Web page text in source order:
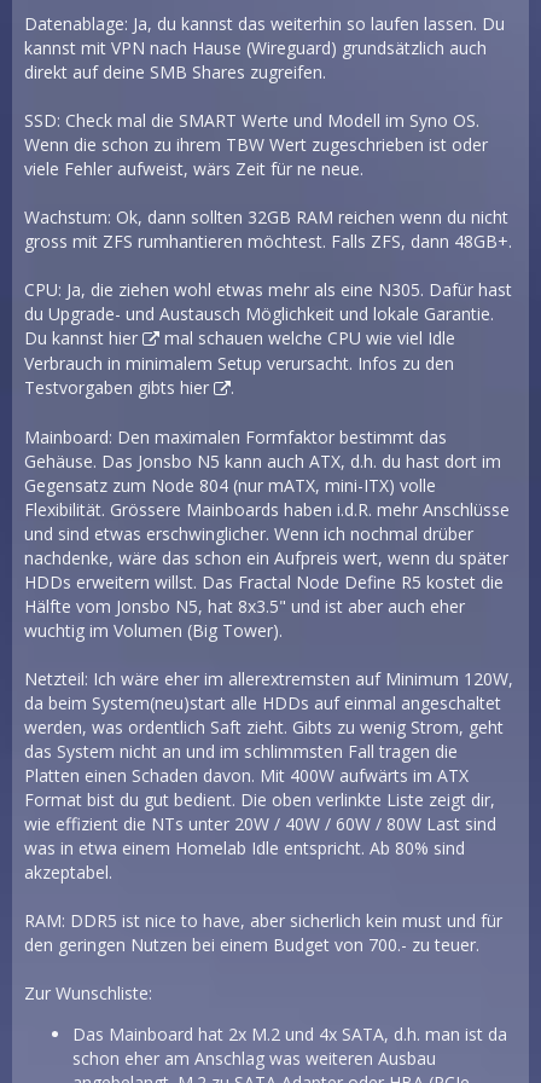
Datenablage: Ja, du kannst das weiterhin so laufen lassen. Du
kannst mit VPN nach Hause (Wireguard) grundsätzlich auch
direkt auf deine SMB Shares zugreifen.
SSD: Check mal die SMART Werte und Modell im Syno OS.
Wenn die schon zu ihrem TBW Wert zugeschrieben ist oder
viele Fehler aufweist, wärs Zeit für ne neue.
Wachstum: Ok, dann sollten 32GB RAM reichen wenn du nicht
gross mit ZFS rumhantieren möchtest. Falls ZFS, dann 48GB+.
CPU: Ja, die ziehen wohl etwas mehr als eine N305. Dafür hast
du Upgrade- und Austausch Möglichkeit und lokale Garantie.
Du kannst hier
mal schauen welche CPU wie viel Idle
Verbrauch in minimalem Setup verursacht. Infos zu den
Testvorgaben gibts hier .
Mainboard: Den maximalen Formfaktor bestimmt das
Gehäuse. Das Jonsbo N5 kann auch ATX, d.h. du hast dort im
Gegensatz zum Node 804 (nur mATX, mini-ITX) volle
Flexibilität. Grössere Mainboards haben i.d.R. mehr Anschlüsse
und sind etwas erschwinglicher. Wenn ich nochmal drüber
nachdenke, wäre das schon ein Aufpreis wert, wenn du später
HDDs erweitern willst. Das Fractal Node Define R5 kostet die
Hälfte vom Jonsbo N5, hat 8x3.5" und ist aber auch eher
wuchtig im Volumen (Big Tower).
Netzteil: Ich wäre eher im allerextremsten auf Minimum 120W,
da beim System(neu)start alle HDDs auf einmal angeschaltet
werden, was ordentlich Saft zieht. Gibts zu wenig Strom, geht
das System nicht an und im schlimmsten Fall tragen die
Platten einen Schaden davon. Mit 400W aufwärts im ATX
Format bist du gut bedient. Die oben verlinkte Liste zeigt dir,
wie effizient die NTs unter 20W / 40W / 60W / 80W Last sind
was in etwa einem Homelab Idle entspricht. Ab 80% sind
akzeptabel.
RAM: DDR5 ist nice to have, aber sicherlich kein must und für
den geringen Nutzen bei einem Budget von 700.- zu teuer.
Zur Wunschliste:
Das Mainboard hat 2x M.2 und 4x SATA, d.h. man ist da
schon eher am Anschlag was weiteren Ausbau